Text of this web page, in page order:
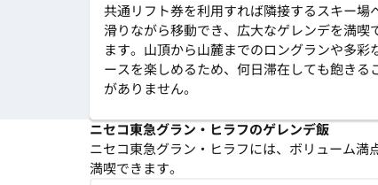
共通リフト券を利用すれば隣接するスキー場
滑りながら移動でき、広大なゲレンデを満喫
ます。山頂から山麓までのロングランや多彩
ースを楽しめるため、何日滞在しても飽きる
がありません。
ニセコ東急グラン・ヒラフのゲレンデ飯
ニセコ東急グラン・ヒラフには、ボリューム
満喫できます。